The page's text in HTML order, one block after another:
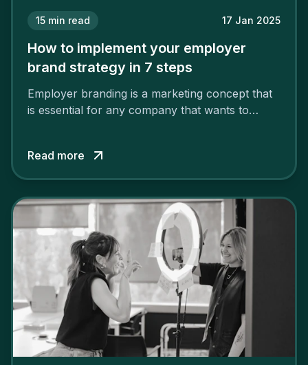
15 min read 17 Jan 2025
How to implement your employer
brand strategy in 7 steps
Employer branding is a marketing concept that
is essential for any company that wants to
solid and positive employer brand are clear, you
cannot simply wave a magic wand for it to be
Read more